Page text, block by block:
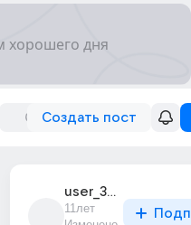
Создать пост
user_33485794
11лет